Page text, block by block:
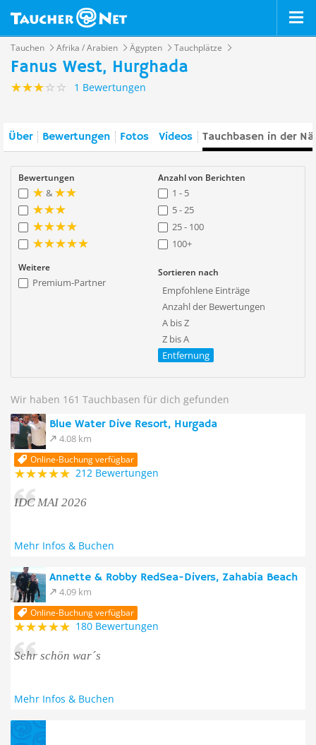
Tauchen Afrika / Arabien Ägypten Tauchplätze
Fanus West, Hurghada
1 Bewertungen
Über Bewertungen Fotos Videos Tauchbasen in der
Bewertungen
&
Anzahl von Berichten
1 - 5
5 - 25
25 - 100
100+
Weitere
Premium-Partner
Sortieren nach
Empfohlene Einträge
Anzahl der Bewertungen
A bis Z
Z bis A
Entfernung
Wir haben 161 Tauchbasen für dich gefunden
Blue Water Dive Resort, Hurgada
4.08 km
Online-Buchung verfügbar
212 Bewertungen
IDC MAI 2026
Mehr Infos & Buchen
Annette & Robby RedSea-Divers, Zahabia Beach
4.09 km
Online-Buchung verfügbar
180 Bewertungen
Sehr schön war´s
Mehr Infos & Buchen